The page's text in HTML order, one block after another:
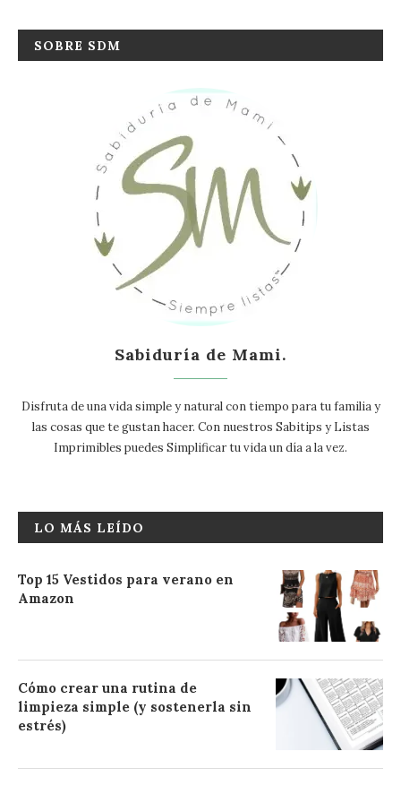
SOBRE SDM
Sabiduría de Mami.
Disfruta de una vida simple y natural con tiempo para tu familia y
las cosas que te gustan hacer. Con nuestros Sabitips y Listas
Imprimibles puedes Simplificar tu vida un día a la vez.
LO MÁS LEÍDO
Top 15 Vestidos para verano en
Amazon
Cómo crear una rutina de
limpieza simple (y sostenerla sin
estrés)